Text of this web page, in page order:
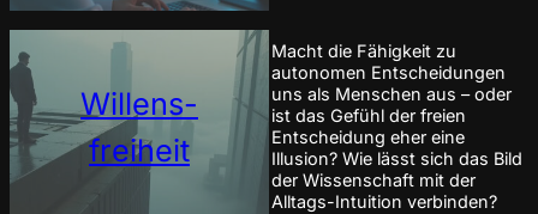
Willens-
freiheit
Macht die Fähigkeit zu
autonomen Entscheidungen
uns als Menschen aus – oder
ist das Gefühl der freien
Entscheidung eher eine
Illusion? Wie lässt sich das Bild
der Wissenschaft mit der
Alltags-Intuition verbinden?